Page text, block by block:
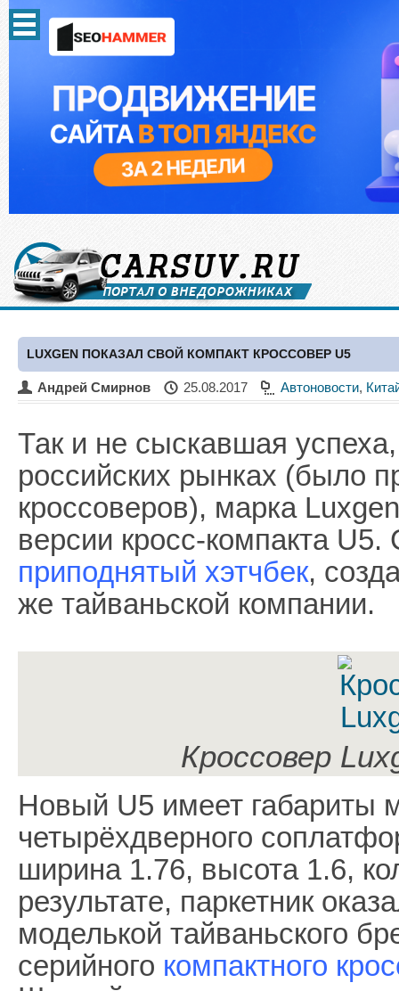
LUXGEN ПОКАЗАЛ СВОЙ КОМПАКТ КРОССОВЕР U5
Андрей Смирнов 25.08.2017 Автоновости,
Так и не сыскавшая
российских рынках (было
кроссоверов), марка
версии кросс-компакта
приподнятый хэтчбек,
же тайваньской компании.
Кроссовер
Новый U5 имеет габариты
четырёхдверного
ширина 1.76, высота 1.6,
результате, паркетник
моделькой тайваньского
серийного компактного